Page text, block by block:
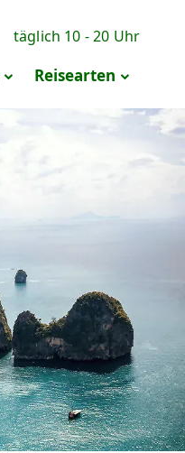
täglich 10 - 20 Uhr
Reisearten